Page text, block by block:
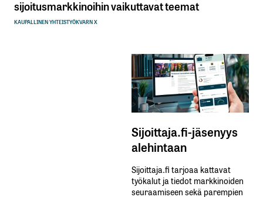
sijoitusmarkkinoihin vaikuttavat teemat
KAUPALLINEN YHTEISTYÖKVARN X
Sijoittaja.fi-jäsenyys
alehintaan
Sijoittaja.fi tarjoaa kattavat
työkalut ja tiedot markkinoiden
seuraamiseen sekä parempien